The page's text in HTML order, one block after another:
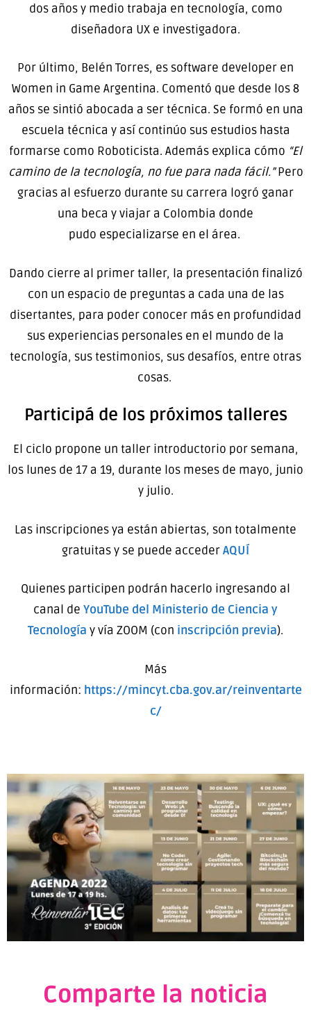
dos años y medio trabaja en tecnología, como
diseñadora UX e investigadora.
Por último, Belén Torres, es software developer en
Women in Game Argentina. Comentó que desde los 8
años se sintió abocada a ser técnica. Se formó en una
escuela técnica y así continúo sus estudios hasta
formarse como Roboticista. Además explica cómo “El
camino de la tecnología, no fue para nada fácil.”Pero
gracias al esfuerzo durante su carrera logró ganar
una beca y viajar a Colombia donde
pudo especializarse en el área.
Dando cierre al primer taller, la presentación finalizó
con un espacio de preguntas a cada una de las
disertantes, para poder conocer más en profundidad
sus experiencias personales en el mundo de la
tecnología, sus testimonios, sus desafíos, entre otras
cosas.
Participá de los próximos talleres
El ciclo propone un taller introductorio por semana,
los lunes de 17 a 19, durante los meses de mayo, junio
y julio.
Las inscripciones ya están abiertas, son totalmente
gratuitas y se puede accederAQUÍ
Quienes participen podrán hacerlo ingresando al
canal de YouTube del Ministerio de Ciencia y
Tecnología y vía ZOOM (con inscripción previa).
Más
información: https://mincyt.cba.gov.ar/reinventarte
c/
Comparte la noticia